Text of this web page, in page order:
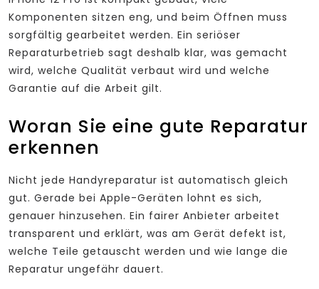
Komponenten sitzen eng, und beim Öffnen muss
sorgfältig gearbeitet werden. Ein seriöser
Reparaturbetrieb sagt deshalb klar, was gemacht
wird, welche Qualität verbaut wird und welche
Garantie auf die Arbeit gilt.
Woran Sie eine gute Reparatur
erkennen
Nicht jede Handyreparatur ist automatisch gleich
gut. Gerade bei Apple-Geräten lohnt es sich,
genauer hinzusehen. Ein fairer Anbieter arbeitet
transparent und erklärt, was am Gerät defekt ist,
welche Teile getauscht werden und wie lange die
Reparatur ungefähr dauert.